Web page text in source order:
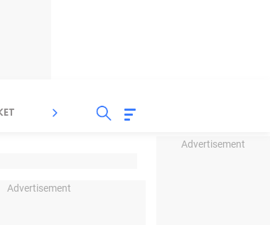
Advertisement
SPORT LAIN
Advertisement